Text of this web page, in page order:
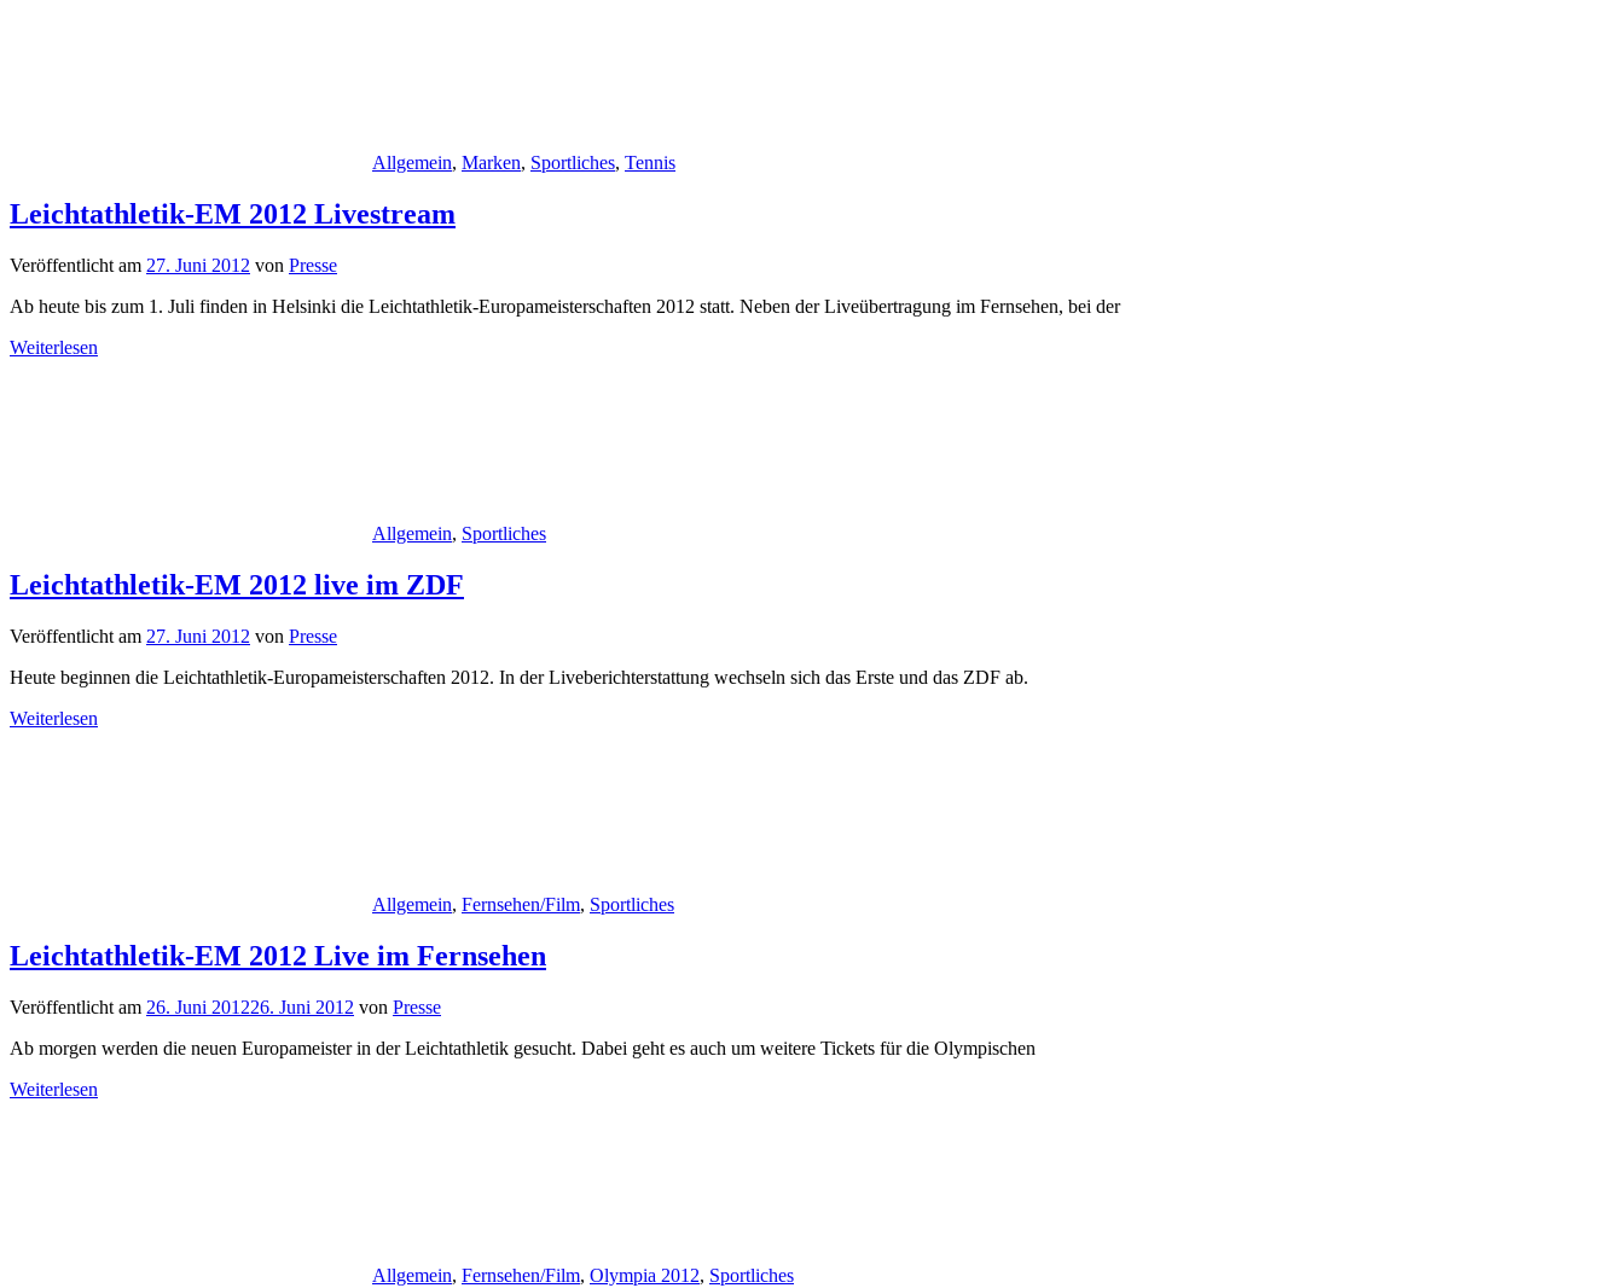
Allgemein, Marken, Sportliches, Tennis
Leichtathletik-EM 2012 Livestream
Veröffentlicht am 27. Juni 2012 von Presse
Ab heute bis zum 1. Juli finden in Helsinki die Leichtathletik-Europameisterschaften 2012 statt. Neben der Liveübertragung im Fernsehen, bei der
Weiterlesen
Allgemein, Sportliches
Leichtathletik-EM 2012 live im ZDF
Veröffentlicht am 27. Juni 2012 von Presse
Heute beginnen die Leichtathletik-Europameisterschaften 2012. In der Liveberichterstattung wechseln sich das Erste und das ZDF ab.
Weiterlesen
Allgemein, Fernsehen/Film, Sportliches
Leichtathletik-EM 2012 Live im Fernsehen
Veröffentlicht am 26. Juni 201226. Juni 2012 von Presse
Ab morgen werden die neuen Europameister in der Leichtathletik gesucht. Dabei geht es auch um weitere Tickets für die Olympischen
Weiterlesen
Allgemein, Fernsehen/Film, Olympia 2012, Sportliches